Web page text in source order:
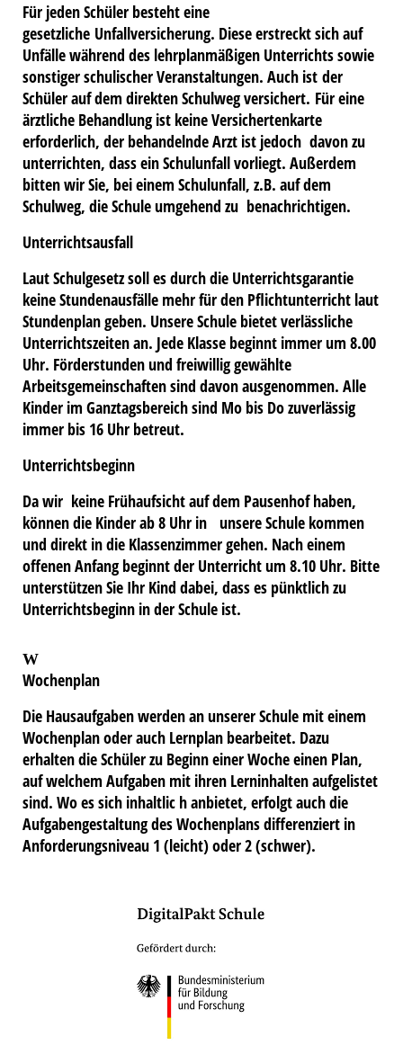
Für jeden Schüler besteht eine
gesetzliche Unfallversicherung. Diese erstreckt sich auf
Unfälle während des lehrplanmäßigen Unterrichts sowie
sonstiger schulischer Veranstaltungen. Auch ist der
Schüler auf dem direkten Schulweg versichert. Für eine
ärztliche Behandlung ist keine Versichertenkarte
erforderlich, der behandelnde Arzt ist jedoch davon zu
unterrichten, dass ein Schulunfall vorliegt. Außerdem
bitten wir Sie, bei einem Schulunfall, z.B. auf dem
Schulweg, die Schule umgehend zu benachrichtigen.
Unterrichtsausfall
Laut Schulgesetz soll es durch die Unterrichtsgarantie
keine Stundenausfälle mehr für den Pflichtunterricht laut
Stundenplan geben. Unsere Schule bietet verlässliche
Unterrichtszeiten an. Jede Klasse beginnt immer um 8.00
Uhr. Förderstunden und freiwillig gewählte
Arbeitsgemeinschaften sind davon ausgenommen. Alle
Kinder im Ganztagsbereich sind Mo bis Do zuverlässig
immer bis 16 Uhr betreut.
Unterrichtsbeginn
Da wir keine Frühaufsicht auf dem Pausenhof haben,
können die Kinder ab 8 Uhr in unsere Schule kommen
und direkt in die Klassenzimmer gehen. Nach einem
offenen Anfang beginnt der Unterricht um 8.10 Uhr. Bitte
unterstützen Sie Ihr Kind dabei, dass es pünktlich zu
Unterrichtsbeginn in der Schule ist.
W
Wochenplan
Die Hausaufgaben werden an unserer Schule mit einem
Wochenplan oder auch Lernplan bearbeitet. Dazu
erhalten die Schüler zu Beginn einer Woche einen Plan,
auf welchem Aufgaben mit ihren Lerninhalten aufgelistet
sind. Wo es sich inhaltlic h anbietet, erfolgt auch die
Aufgabengestaltung des Wochenplans differenziert in
Anforderungsniveau 1 (leicht) oder 2 (schwer).